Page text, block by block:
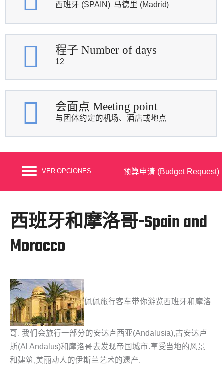
西班牙 (SPAIN), 马德里 (Madrid)
程子 Number of days
12
会面点 Meeting point
与团体约定的机场、酒店或地点
VER OPCIONES 预算申请 (Budget Request)
西班牙和摩洛哥-Spain and
Morocco
佩佩旅行客车带你游览西班牙和摩洛
哥. 我们会旅行一部分的安达卢西亚(Andalusia),古安达卢
斯(Al Andalus)和摩洛哥去发现帝国城市.享受当地的风景
和建筑,美丽动人的伊斯兰艺术的遗产.